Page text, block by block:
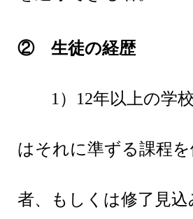
② 生徒の経歴
1）12年以上の学
はそれに準ずる課程を
者、もしくは修了見込